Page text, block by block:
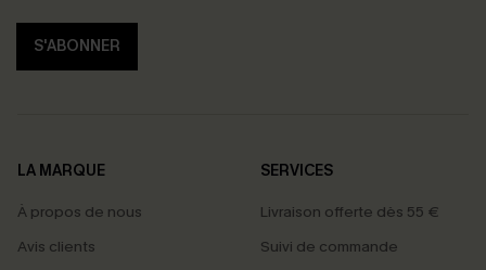
S'ABONNER
LA MARQUE
À propos de nous
Avis clients
SERVICES
Livraison offerte dès 55 €
Suivi de commande